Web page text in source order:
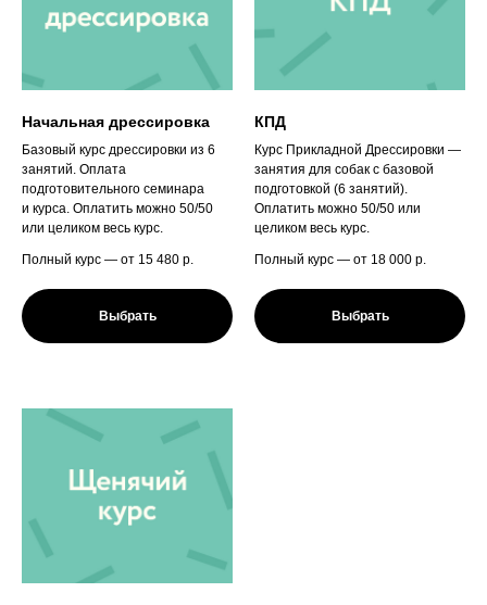
Начальная дрессировка
Базовый курс дрессировки из 6
занятий. Оплата
подготовительного семинара
и курса. Оплатить можно 50/50
или целиком весь курс.
Полный курс — от 15 480 р.
Выбрать
КПД
Курс Прикладной Дрессировки —
занятия для собак с базовой
подготовкой (6 занятий).
Оплатить можно 50/50 или
целиком весь курс.
Полный курс — от 18 000 р.
Выбрать